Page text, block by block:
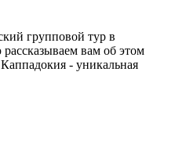
групповой тур в
вам об этом
- уникальная